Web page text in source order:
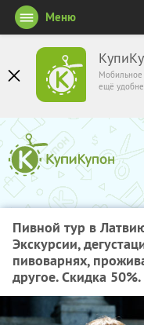
ещё
Меню
Пивной тур в
Экскурсии,
пивоварнях,
другое. Скидка